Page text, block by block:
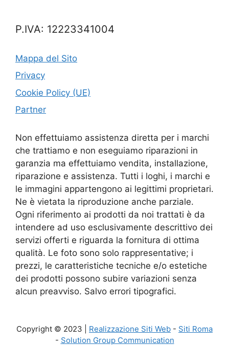
P.IVA: 12223341004
Mappa del Sito
Privacy
Cookie Policy (UE)
Partner
Non effettuiamo assistenza diretta per i marchi
che trattiamo e non eseguiamo riparazioni in
garanzia ma effettuiamo vendita, installazione,
riparazione e assistenza. Tutti i loghi, i marchi e
le immagini appartengono ai legittimi proprietari.
Ne è vietata la riproduzione anche parziale.
Ogni riferimento ai prodotti da noi trattati è da
intendere ad uso esclusivamente descrittivo dei
servizi offerti e riguarda la fornitura di ottima
qualità. Le foto sono solo rappresentative; i
prezzi, le caratteristiche tecniche e/o estetiche
dei prodotti possono subire variazioni senza
alcun preavviso. Salvo errori tipografici.
Copyright © 2023 | Realizzazione Siti Web - Siti Roma
- Solution Group Communication